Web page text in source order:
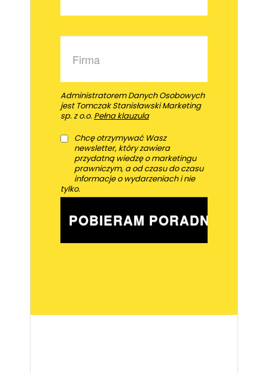
Administratorem Danych Osobowych
jest Tomczak Stanisławski Marketing
sp. z o.o. Pełna klauzula
Chcę otrzymywać Wasz
newsletter, który zawiera
przydatną wiedzę o marketingu
prawniczym, a od czasu do czasu
informacje o wydarzeniach i nie
tylko.